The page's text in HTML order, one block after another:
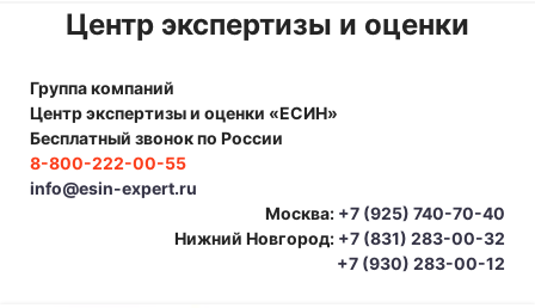
Центр экспертизы и оценки
Группа компаний
Центр экспертизы и оценки «ЕСИН»
Бесплатный звонок по России
8-800-222-00-55
info@esin-expert.ru
Москва: +7 (925) 740-70-40
Нижний Новгород: +7 (831) 283-00-32
+7 (930) 283-00-12